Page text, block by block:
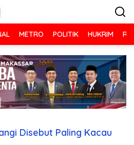
METRO POLITIK HUKRIM
Disebut Paling Kacau